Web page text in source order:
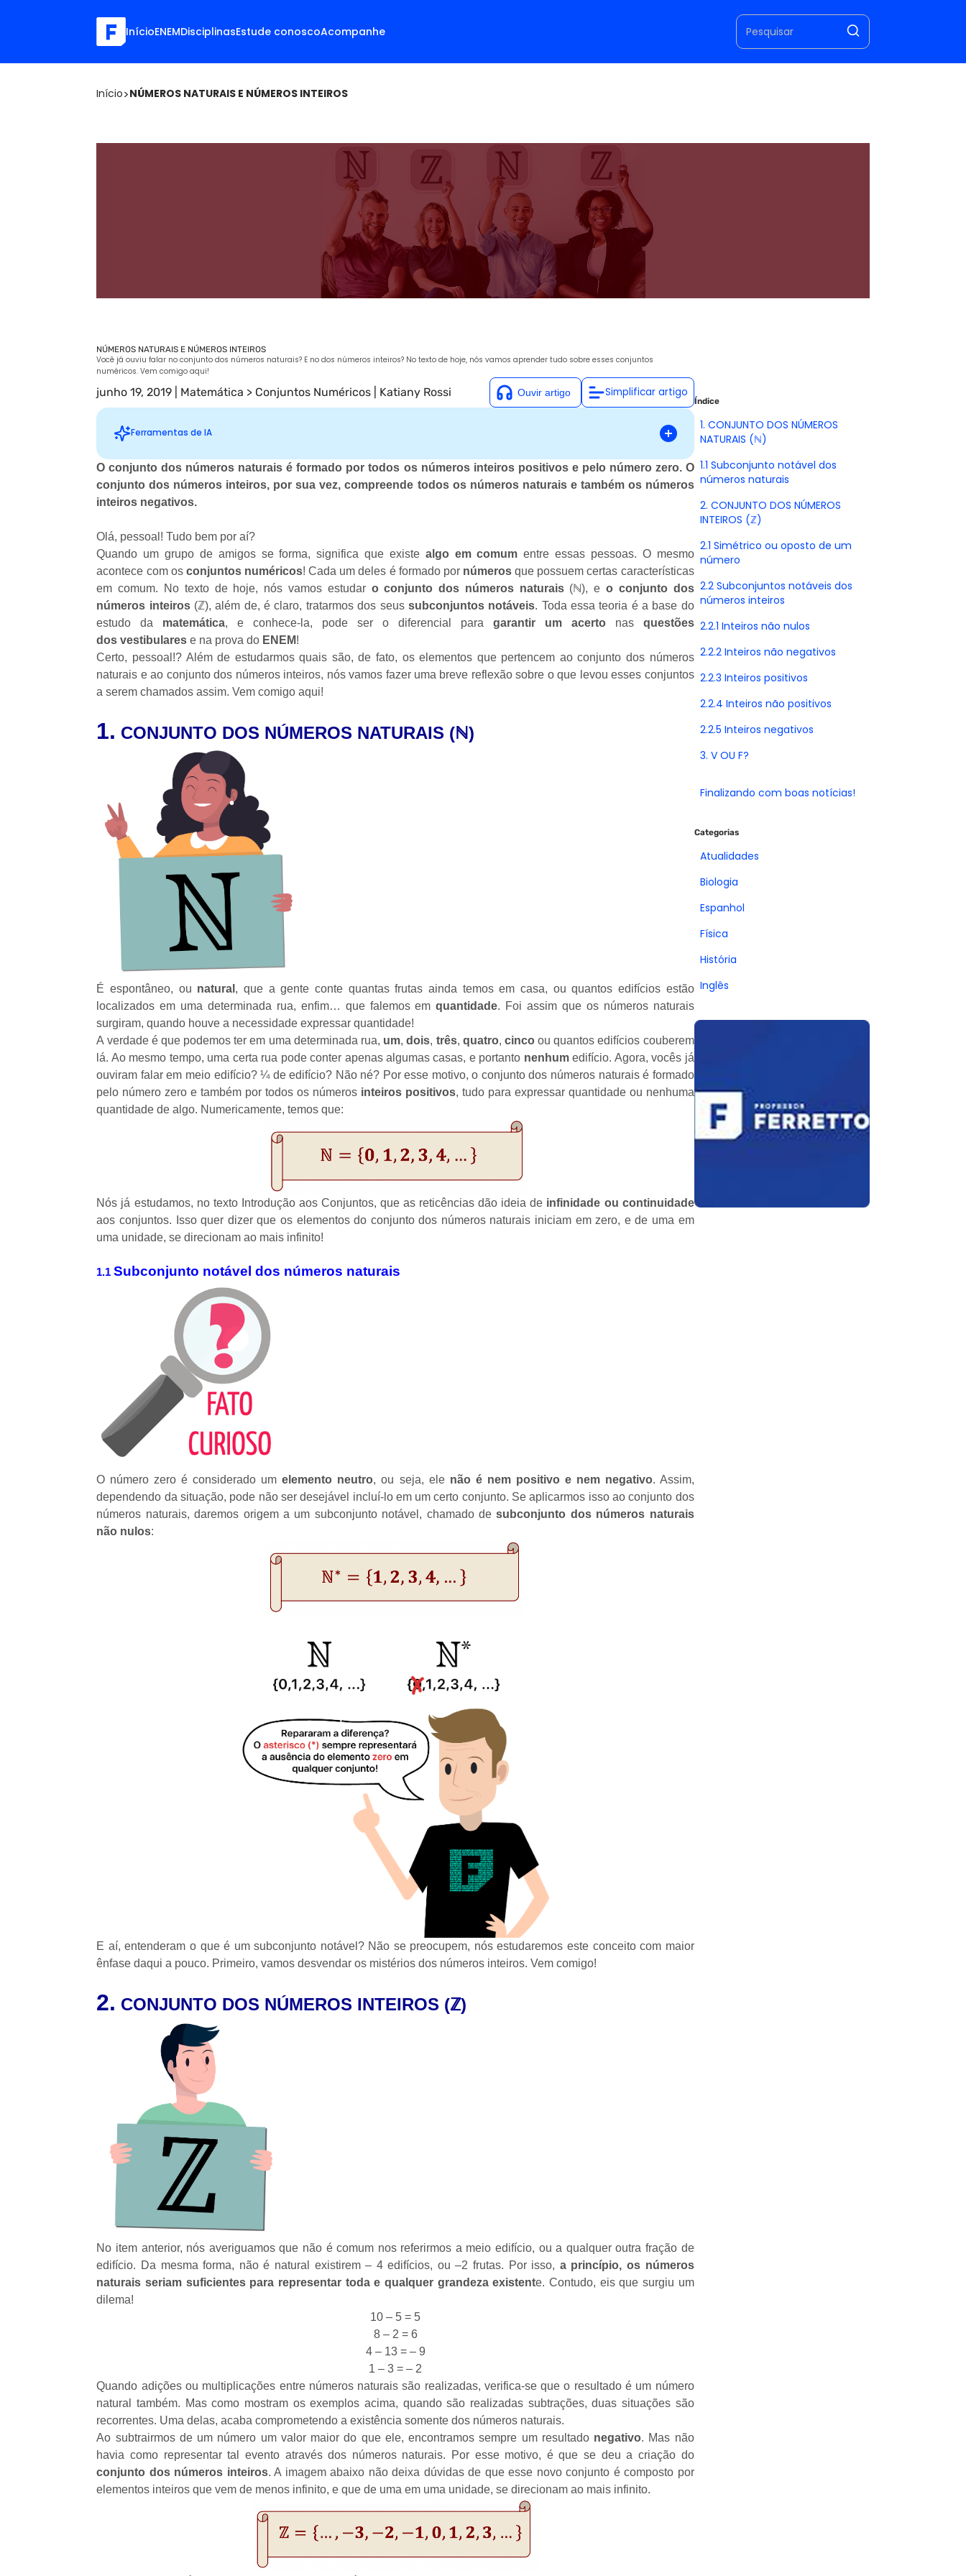
InícioENEMDisciplinasEstude conoscoAcompanhe
Início>NÚMEROS NATURAIS E NÚMEROS INTEIROS
NÚMEROS NATURAIS E NÚMEROS INTEIROS
Você já ouviu falar no conjunto dos números naturais? E no dos números inteiros? No texto de hoje, nós vamos aprender tudo sobre esses conjuntos
numéricos. Vem comigo aqui!
junho 19, 2019 Matemática > Conjuntos Numéricos Katiany Rossi Simplificar artigo
Ferramentas de IA
O conjunto dos números naturais é formado por todos os números inteiros positivos e pelo número zero. O
conjunto dos números inteiros, por sua vez, compreende todos os números naturais e também os números
inteiros negativos.
Olá, pessoal! Tudo bem por aí?
Quando um grupo de amigos se forma, significa que existe algo em comum entre essas pessoas. O mesmo
acontece com os conjuntos numéricos! Cada um deles é formado por números que possuem certas características
em comum. No texto de hoje, nós vamos estudar o conjunto dos números naturais (ℕ), eo conjunto dos
números inteiros(ℤ), além de, é claro, tratarmos dos seus subconjuntos notáveis. Toda essa teoria é a base do
estudo da matemática, e conhece-la, pode ser o diferencial para garantir um acertonas questões
dosvestibularese na prova do ENEM!
Certo, pessoal!? Além de estudarmos quais são, de fato, os elementos que pertencem ao conjunto dos números
naturais e ao conjunto dos números inteiros, nós vamos fazer uma breve reflexão sobre o que levou esses conjuntos
a serem chamados assim. Vem comigo aqui!
1. CONJUNTO DOS NÚMEROS NATURAIS (ℕ)
É espontâneo, ou natural , que a gente conte quantas frutas ainda temos em casa, ou quantos edifícios estão
localizados em uma determinada rua, enfim… que falemos emquantidade. Foi assim que os números naturais
surgiram, quando houve a necessidade expressar quantidade!
A verdade é que podemos ter em uma determinada rua, um,dois, três, quatro, cincoou quantos edifícios couberem
lá. Ao mesmo tempo, uma certa rua pode conter apenas algumas casas, e portanto nenhumedifício. Agora, vocês já
ouviram falar em meio edifício? ¼ de edifício? Não né? Por esse motivo, o conjunto dos números naturais é formado
pelo número zero e também por todos os números inteiros positivos, tudo para expressar quantidade ou nenhuma
quantidade de algo. Numericamente, temos que:
Nós já estudamos, no texto Introdução aos Conjuntos, que as reticências dão ideia de infinidade ou continuidade
aos conjuntos. Isso quer dizer que os elementos do conjunto dos números naturais iniciam em zero, e de uma em
uma unidade, se direcionam ao mais infinito!
1.1Subconjunto notável dos números naturais
O número zero é considerado umelemento neutro, ou seja, ele não é nem positivo e nem negativo. Assim,
dependendo da situação, pode não ser desejável incluí-lo em um certo conjunto. Se aplicarmos isso ao conjunto dos
números naturais, daremos origem a um subconjunto notável, chamado desubconjunto dos números naturais
não nulos:
E aí, entenderam o que é um subconjunto notável? Não se preocupem, nós estudaremos este conceito com maior
ênfase daqui a pouco. Primeiro, vamos desvendar os mistérios dos números inteiros. Vem comigo!
2. CONJUNTO DOS NÚMEROS INTEIROS (ℤ)
No item anterior, nós averiguamos que não é comum nos referirmos a meio edifício, ou a qualquer outra fração de
edifício. Da mesma forma, não é natural existirem – 4 edifícios, ou –2 frutas. Por isso, a princípio, os números
naturais seriam suficientes para representar toda e qualquer grandeza existente. Contudo, eis que surgiu um
dilema!
10 – 5 = 5
8 – 2 = 6
4 – 13 = – 9
1 – 3 = – 2
Quando adições ou multiplicações entre números naturais são realizadas, verifica-se que o resultado é um número
natural também. Mas como mostram os exemplos acima, quando são realizadas subtrações, duas situações são
recorrentes. Uma delas, acaba comprometendo a existência somente dos números naturais.
Ao subtrairmos de um número um valor maior do que ele, encontramos sempre um resultadonegativo. Mas não
havia como representar tal evento através dos números naturais. Por esse motivo, é que se deu a criação do
conjunto dos números inteiros. A imagem abaixo não deixa dúvidas de que esse novo conjunto é composto por
elementos inteiros que vem de menos infinito, e que de uma em uma unidade, se direcionam ao mais infinito.
Índice
1. CONJUNTO DOS NÚMEROS
NATURAIS (ℕ)
1.1 Subconjunto notável dos
números naturais
2. CONJUNTO DOS NÚMEROS
INTEIROS (ℤ)
2.1 Simétrico ou oposto de um
número
2.2 Subconjuntos notáveis dos
números inteiros
2.2.1 Inteiros não nulos
2.2.2 Inteiros não negativos
2.2.3 Inteiros positivos
2.2.4 Inteiros não positivos
2.2.5 Inteiros negativos
3. V OU F?
Finalizando com boas notícias!
Categorias
Atualidades
Biologia
Espanhol
Física
História
Inglês